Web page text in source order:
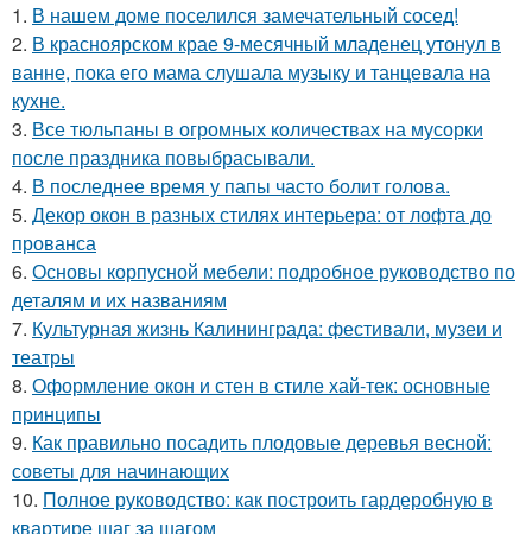
1. В нашем доме поселился замечательный сосед!
2. В красноярском крае 9-месячный младенец утонул в
ванне, пока его мама слушала музыку и танцевала на
кухне.
3. Все тюльпаны в огромных количествах на мусорки
после праздника повыбрасывали.
4. В последнее время у папы часто болит голова.
5. Декор окон в разных стилях интерьера: от лофта до
прованса
6. Основы корпусной мебели: подробное руководство по
деталям и их названиям
7. Культурная жизнь Калининграда: фестивали, музеи и
театры
8. Оформление окон и стен в стиле хай-тек: основные
принципы
9. Как правильно посадить плодовые деревья весной:
советы для начинающих
10. Полное руководство: как построить гардеробную в
квартире шаг за шагом